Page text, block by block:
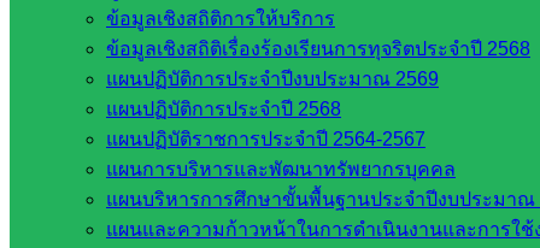
ข้อมูลเชิงสถิติการให้บริการ
ข้อมูลเชิงสถิติเรื่องร้องเรียนการทุจริตประจำปี 2568
แผนปฏิบัติการประจำปีงบประมาณ 2569
แผนปฏิบัติการประจำปี 2568
แผนปฏิบัติราชการประจำปี 2564-2567
แผนการบริหารและพัฒนาทรัพยากรบุคคล
แผนบริหารการศึกษาขั้นพื้นฐานประจำปีงบประมาณ
แผนและความก้าวหน้าในการดำเนินงานและการใ